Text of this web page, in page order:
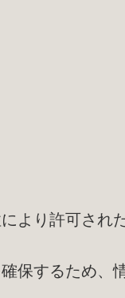
より許可され
保するため、